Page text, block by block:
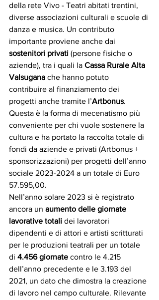
della rete Vivo - Teatri abitati trentini,
diverse associazioni culturali e scuole di
danza e musica. Un contributo
importante proviene anche dai
sostenitori privati (persone fisiche o
aziende), tra i quali la Cassa Rurale Alta
Valsugana che hanno potuto
contribuire al finanziamento dei
progetti anche tramite l’Artbonus.
Questa è la forma di mecenatismo più
conveniente per chi vuole sostenere la
cultura e ha portato la raccolta totale di
fondi da aziende e privati (Artbonus +
sponsorizzazioni) per progetti dell’anno
sociale 2023-2024 a un totale di Euro
57.595,00.
Nell’anno solare 2023 si è registrato
ancora un aumento delle giornate
lavorative totali dei lavoratori
dipendenti e di attori e artisti scritturati
per le produzioni teatrali per un totale
di 4.456 giornate contro le 4.215
dell’anno precedente e le 3.193 del
2021, un dato che dimostra la creazione
di lavoro nel campo culturale. Rilevante